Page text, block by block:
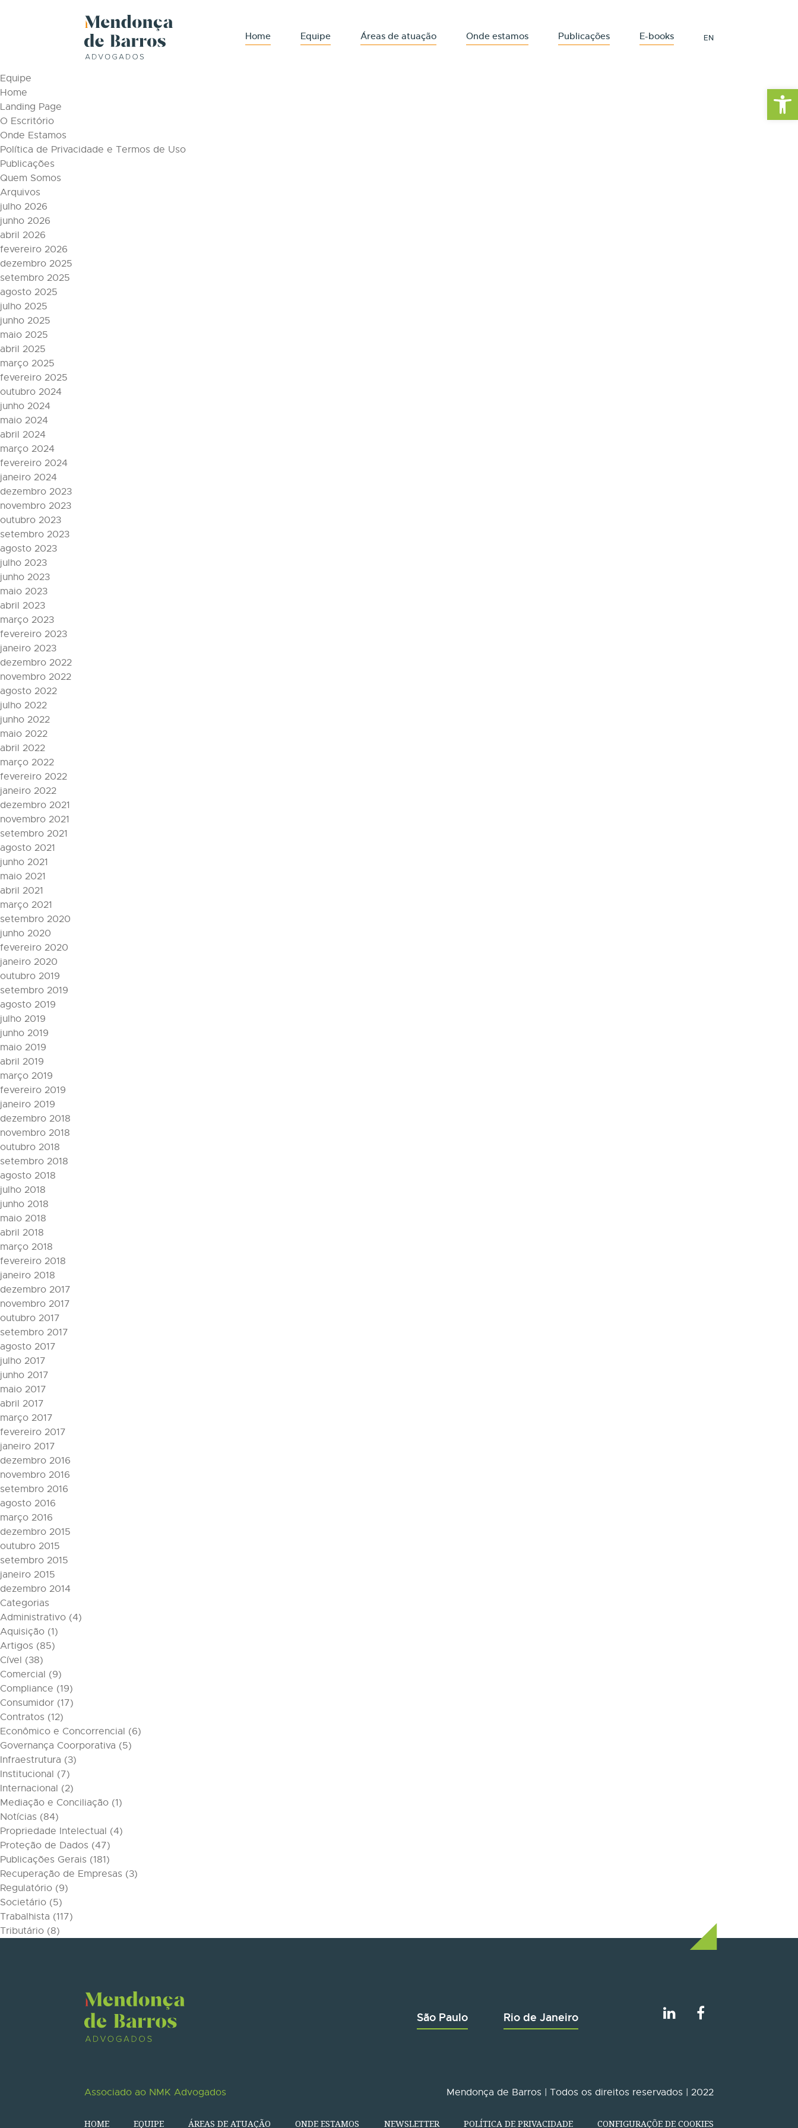
Barra de
Home Equipe Áreas de atuação Onde estamos Publicações E-books EN
Equipe
Home
Landing Page
O Escritório
Onde Estamos
Política de Privacidade e Termos de Uso
Publicações
Quem Somos
Arquivos
julho 2026
junho 2026
abril 2026
fevereiro 2026
dezembro 2025
setembro 2025
agosto 2025
julho 2025
junho 2025
maio 2025
abril 2025
março 2025
fevereiro 2025
outubro 2024
junho 2024
maio 2024
abril 2024
março 2024
fevereiro 2024
janeiro 2024
dezembro 2023
novembro 2023
outubro 2023
setembro 2023
agosto 2023
julho 2023
junho 2023
maio 2023
abril 2023
março 2023
fevereiro 2023
janeiro 2023
dezembro 2022
novembro 2022
agosto 2022
julho 2022
junho 2022
maio 2022
abril 2022
março 2022
fevereiro 2022
janeiro 2022
dezembro 2021
novembro 2021
setembro 2021
agosto 2021
junho 2021
maio 2021
abril 2021
março 2021
setembro 2020
junho 2020
fevereiro 2020
janeiro 2020
outubro 2019
setembro 2019
agosto 2019
julho 2019
junho 2019
maio 2019
abril 2019
março 2019
fevereiro 2019
janeiro 2019
dezembro 2018
novembro 2018
outubro 2018
setembro 2018
agosto 2018
julho 2018
junho 2018
maio 2018
abril 2018
março 2018
fevereiro 2018
janeiro 2018
dezembro 2017
novembro 2017
outubro 2017
setembro 2017
agosto 2017
julho 2017
junho 2017
maio 2017
abril 2017
março 2017
fevereiro 2017
janeiro 2017
dezembro 2016
novembro 2016
setembro 2016
agosto 2016
março 2016
dezembro 2015
outubro 2015
setembro 2015
janeiro 2015
dezembro 2014
Categorias
Administrativo (4)
Aquisição (1)
Artigos (85)
Cível (38)
Comercial (9)
Compliance (19)
Consumidor (17)
Contratos (12)
Econômico e Concorrencial (6)
Governança Coorporativa (5)
Infraestrutura (3)
Institucional (7)
Internacional (2)
Mediação e Conciliação (1)
Notícias (84)
Propriedade Intelectual (4)
Proteção de Dados (47)
Publicações Gerais (181)
Recuperação de Empresas (3)
Regulatório (9)
Societário (5)
Trabalhista (117)
Tributário (8)
São Paulo Rio de Janeiro
Associado ao NMK Advogados Mendonça de Barros | Todos os direitos reservados | 2022
HOME EQUIPE ÁREAS DE ATUAÇÃO ONDE ESTAMOS NEWSLETTER POLÍTICA DE PRIVACIDADE CONFIGURAÇÕE DE COOKIES